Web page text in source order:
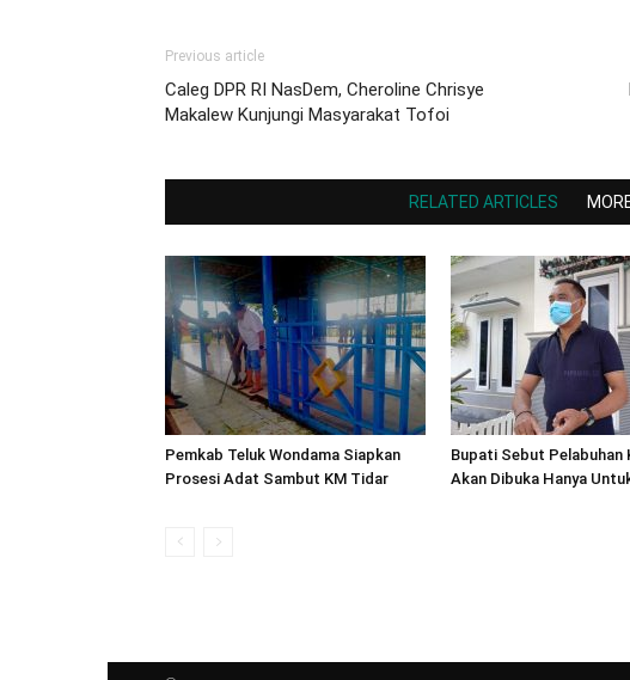
Previous article
Caleg DPR RI NasDem, Cheroline Chrisye
Makalew Kunjungi Masyarakat Tofoi
RELATED ARTICLES
Pemkab Teluk Wondama Siapkan
Prosesi Adat Sambut KM Tidar
Bupati Sebut Pelabuhan
Akan Dibuka Hanya